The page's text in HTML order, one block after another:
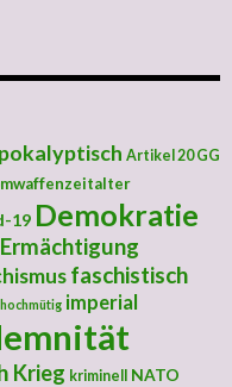
Artikel 20 GG
19 Demokratie
Ermächtigung
faschistisch
hochmütig imperial
Krieg kriminell
NATO